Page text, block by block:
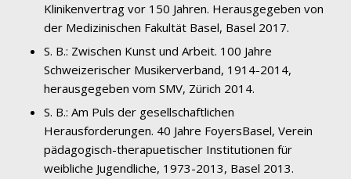
Klinikenvertrag vor 150 Jahren. Herausgegeben von
der Medizinischen Fakultät Basel, Basel 2017.
S. B.: Zwischen Kunst und Arbeit. 100 Jahre
Schweizerischer Musikerverband, 1914-2014,
herausgegeben vom SMV, Zürich 2014.
S. B.: Am Puls der gesellschaftlichen
Herausforderungen. 40 Jahre FoyersBasel, Verein
pädagogisch-therapuetischer Institutionen für
weibliche Jugendliche, 1973-2013, Basel 2013.